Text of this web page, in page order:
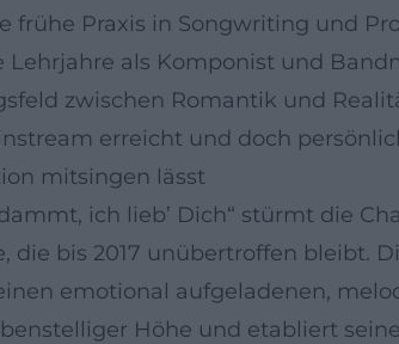
frühe Praxis in Songwriting und
als Komponist und
zwischen Romantik und
erreicht und doch
mitsingen lässt
ich lieb’ Dich“ stürmt die
die bis 2017 unübertroffen bleibt.
emotional aufgeladenen,
Höhe und etabliert